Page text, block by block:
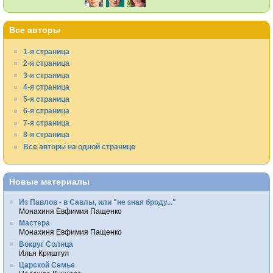
Все авторы
1-я страница
2-я страница
3-я страница
4-я страница
5-я страница
6-я страница
7-я страница
8-я страница
Все авторы на одной странице
Новые материалы
Из Павлов - в Савлы, или "не зная броду..."
Монахиня Евфимия Пащенко
Мастера
Монахиня Евфимия Пащенко
Вокруг Солнца
Илья Криштул
Царской Семье